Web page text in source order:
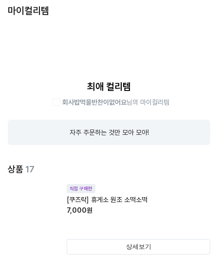
마이컬리템
최애 컬리템
회사밥먹을반찬이없어요님의 마이컬리템
자주 주문하는 것만 모아 모아!
상품 17
직접 구매한
[쿠즈락] 휴게소 원조 소떡소떡
7,000원
상세보기